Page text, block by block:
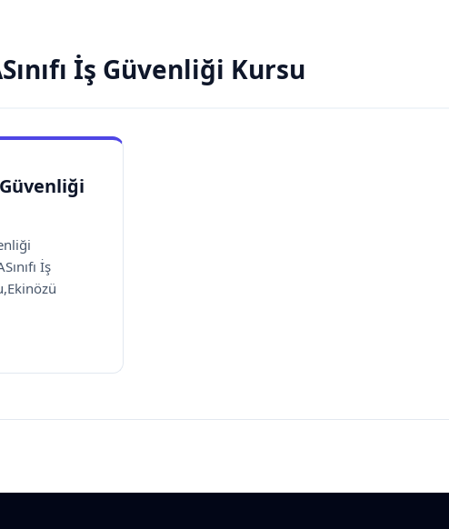
İş Güvenliği Kursu
İş